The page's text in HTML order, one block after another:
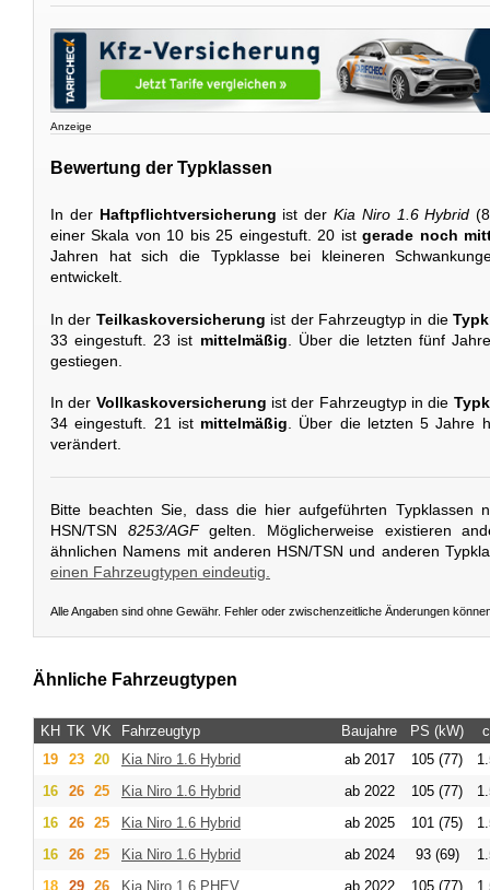
Anzeige
Bewertung der Typklassen
In der Haftpflichtversicherung ist der Kia Niro 1.6 Hybrid
einer Skala von 10 bis 25 eingestuft. 20 istgerade noch
Jahren hat sich die Typklasse bei kleineren
entwickelt.
In der Teilkaskoversicherung ist der Fahrzeugtyp in die
33 eingestuft. 23 ist mittelmäßig . Über die letzten fünf
gestiegen.
In der Vollkaskoversicherung ist der Fahrzeugtyp in die
34 eingestuft. 21 ist mittelmäßig. Über die letzten 5 Jahre
verändert.
Bitte beachten Sie, dass die hier aufgeführten Typklassen
HSN/TSN 8253/AGFgelten. Möglicherweise existieren
ähnlichen Namens mit anderen HSN/TSN und anderen
einen Fahrzeugtypen eindeutig.
Alle Angaben sind ohne Gewähr. Fehler oder zwischenzeitliche Änderungen
Ähnliche Fahrzeugtypen
KH TK VK Fahrzeugtyp Baujahre PS (kW)
19
23 20 Kia Niro 1.6 Hybrid ab 2017 105 (77)
16
26 25 Kia Niro 1.6 Hybrid ab 2022 105 (77)
16
26 25 Kia Niro 1.6 Hybrid ab 2025 101 (75)
16
26 25 Kia Niro 1.6 Hybrid ab 2024 93 (69)
18
29 26 Kia Niro 1.6 PHEV ab 2022 105 (77)